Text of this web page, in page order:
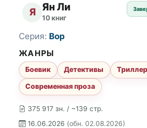
Я Ян Ли
10 книг
375 917 зн. / ~139 стр.
16.06.2026 (обн. 02.08.2026)
Серия: Вор
ЖАНРЫ
Боевик Детективы
Современная проза